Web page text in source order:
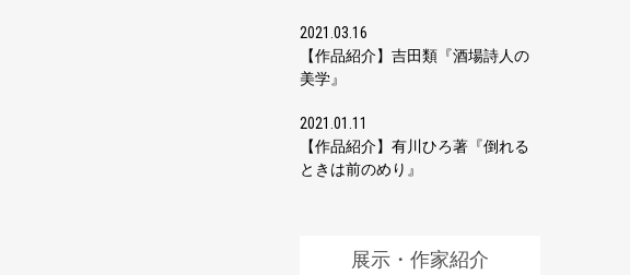
2021.03.16
【作品紹介】吉田類『酒場詩人の
美学』
2021.01.11
【作品紹介】有川ひろ著『倒れる
ときは前のめり』
展示・作家紹介